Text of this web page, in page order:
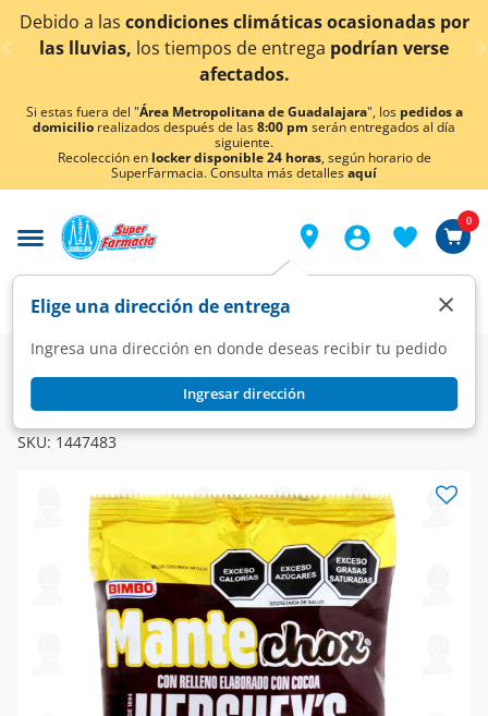
< div class="carousel-inner">
a lascondiciones climáticas ocasionadas por
las lluvias,los tiempos de entregapodrían verse
afectados.
Si estas fuera del "Área Metropolitana de Guadalajara", los pedidos a
domicilio realizados después de las8:00 pm serán entregados al día
siguiente.
Recolección en locker disponible 24 horas, según horario de
SuperFarmacia. Consulta más detallesaquí
Elige una dirección de entrega
Ingresa una dirección en donde deseas recibir tu pedido
Ingresar dirección
×
0
Super Alimentos Panadería Galletas y Pastelitos
Mantechox Bimbo con Hersheys, 160 gr.
SKU: 1447483